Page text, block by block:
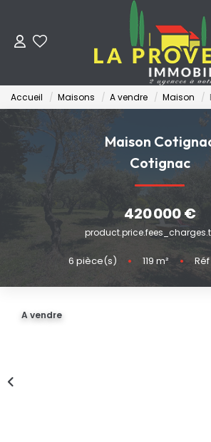
ACHETER
LOUER
ESTIMER
FAIRE GÉRER
NOS AGENCES
Qui Sommes-Nous
Accueil Maisons A vendre Maison
Maison
Cotignac
420 000 €
6 pièce(s) • 119 m² •
A vendre